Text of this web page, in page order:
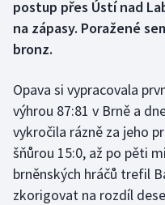
Dostihy
Futsal
Golf
Gymnastika
postup přes Ústí nad
na zápasy. Poražené
bronz.
Opava si vypracovala
výhrou 87:81 v Brně a
vykročila rázně za jeho
šňůrou 15:0, až po pěti
brněnských hráčů trefil
zkorigovat na rozdíl